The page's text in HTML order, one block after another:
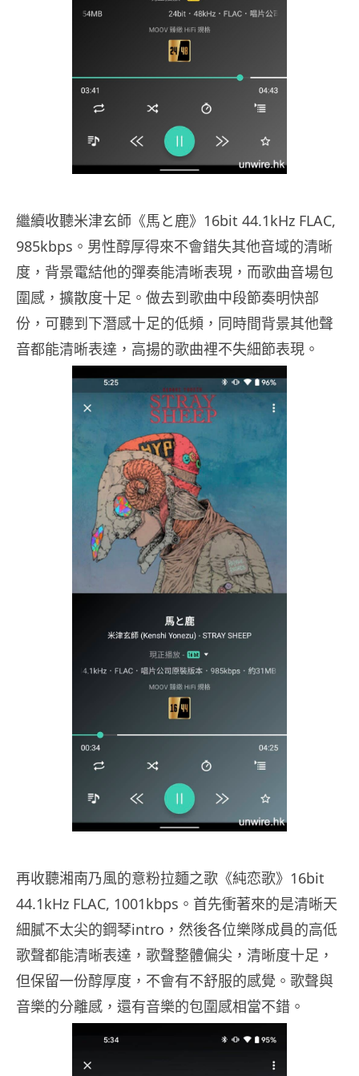
繼續收聽米津玄師《馬と鹿》16bit 44.1kHz FLAC,
985kbps。男性醇厚得來不會錯失其他音域的清晰
度，背景電結他的彈奏能清晰表現，而歌曲音場包
圍感，擴散度十足。做去到歌曲中段節奏明快部
份，可聽到下潛感十足的低頻，同時間背景其他聲
音都能清晰表達，高揚的歌曲裡不失細節表現。
再收聽湘南乃風的意粉拉麵之歌《純恋歌》16bit
44.1kHz FLAC, 1001kbps。首先衝著來的是清晰天
細膩不太尖的鋼琴intro，然後各位樂隊成員的高低
歌聲都能清晰表達，歌聲整體偏尖，清晰度十足，
但保留一份醇厚度，不會有不舒服的感覺。歌聲與
音樂的分離感，還有音樂的包圍感相當不錯。